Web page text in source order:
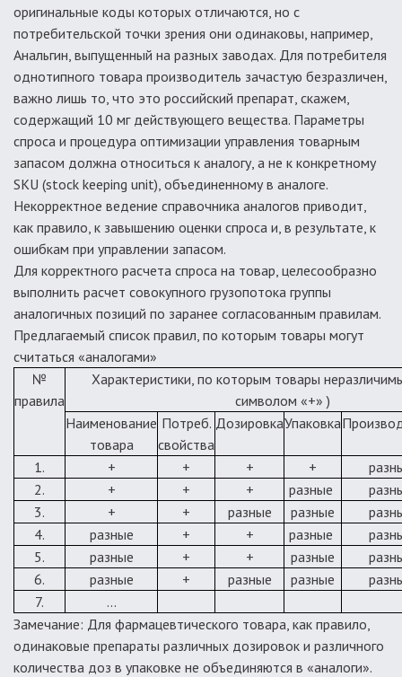
оригинальные коды которых отличаются, но с
потребительской точки зрения они одинаковы, например,
Анальгин, выпущенный на разных заводах. Для потребителя
однотипного товара производитель зачастую безразличен,
важно лишь то, что это российский препарат, скажем,
содержащий 10 мг действующего вещества. Параметры
спроса и процедура оптимизации управления товарным
запасом должна относиться к аналогу, а не к конкретному
SKU (stock keeping unit), объединенному в аналоге.
Некорректное ведение справочника аналогов приводит,
как правило, к завышению оценки спроса и, в результате, к
ошибкам при управлении запасом.
Для корректного расчета спроса на товар, целесообразно
выполнить расчет совокупного грузопотока группы
аналогичных позиций по заранее согласованным правилам.
Предлагаемый список правил, по которым товары могут
считаться «аналогами»
№
правила
Характеристики, по которым товары
символом «+» )
Наименование
товара
Потреб.
свойства
ДозировкаУпаковка
1. + + + +
2.
+ + + разные
3.
+ + разные разные
4.
разные + + разные
5.
разные + + разные
6.
разные + разные разные
7.
...
Замечание: Для фармацевтического товара, как правило,
одинаковые препараты различных дозировок и различного
количества доз в упаковке не объединяются в «аналоги».